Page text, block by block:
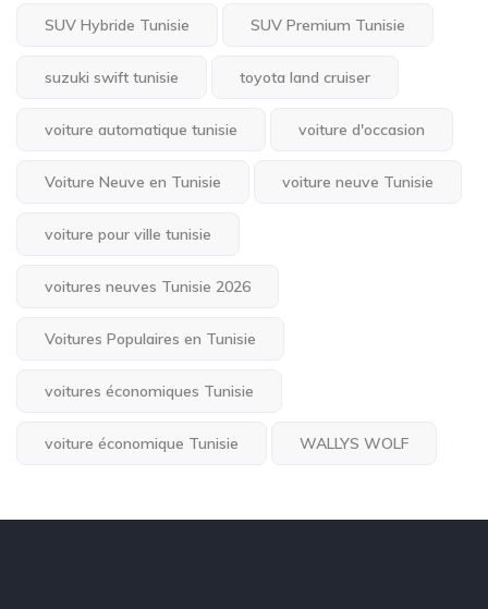
SUV Hybride Tunisie SUV Premium Tunisie
suzuki swift tunisie toyota land cruiser
voiture automatique tunisie voiture d'occasion
Voiture Neuve en Tunisie voiture neuve Tunisie
voiture pour ville tunisie
voitures neuves Tunisie 2026
Voitures Populaires en Tunisie
voitures économiques Tunisie
voiture économique Tunisie WALLYS WOLF